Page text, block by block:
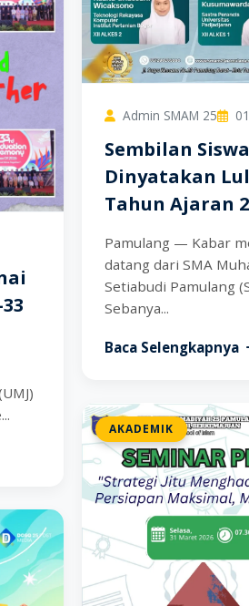
Admin SMAM 25
Sembilan
Dinyatakan
Tahun Ajaran
Pamulang — Kabar
datang dari SMA
Setiabudi Pamulang
Sebanya...
Baca Selengkapnya
AKADEMIK